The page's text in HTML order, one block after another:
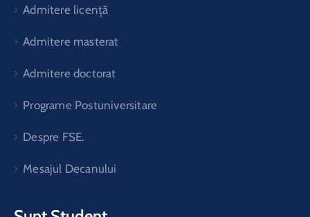
Admitere licență
Admitere masterat
Admitere doctorat
Programe Postuniversitare
Despre FSE.
Mesajul Decanului